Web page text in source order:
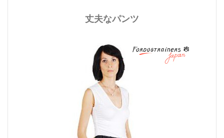
丈夫なパンツ